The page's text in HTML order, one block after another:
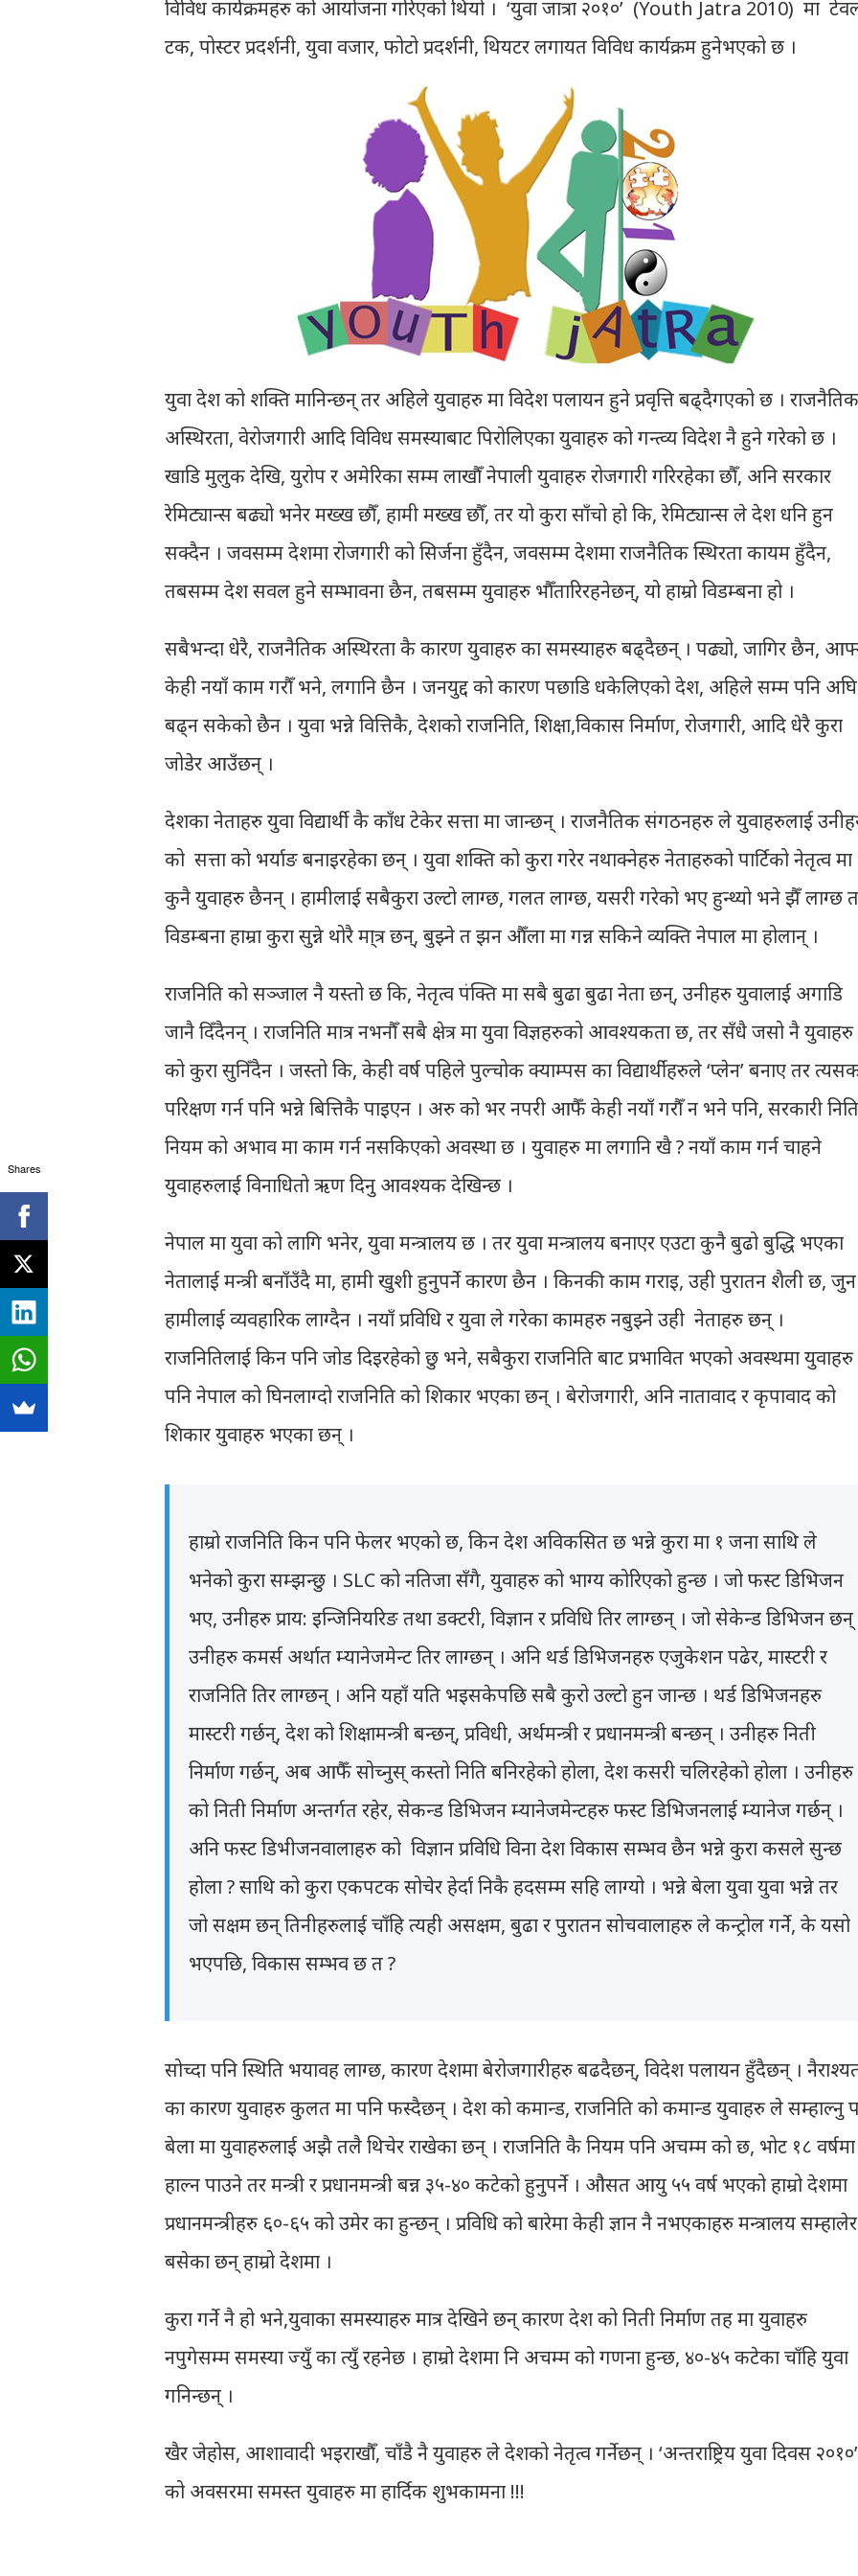
विविध कार्यक्रमहरु को आयोजना गरिएको थियो । ‘युवा जात्रा २०१०’ (Youth Jatra 2010) मा
टक, पोस्टर प्रदर्शनी, युवा वजार, फोटो प्रदर्शनी, थियटर लगायत विविध कार्यक्रम हुनेभएको छ ।
युवा देश को शक्ति मानिन्छन् तर अहिले युवाहरु मा विदेश पलायन हुने प्रवृत्ति बढ्दैगएको छ । राजनैतिक
अस्थिरता, वेरोजगारी आदि विविध समस्याबाट पिरोलिएका युवाहरु को गन्त्व्य विदेश नै हुने गरेको छ ।
खाडि मुलुक देखि, युरोप र अमेरिका सम्म लाखौँ नेपाली युवाहरु रोजगारी गरिरहेका छौँ, अनि सरकार
रेमिट्यान्स बढ्यो भनेर मख्ख छौँ, हामी मख्ख छौँ, तर यो कुरा साँचो हो कि, रेमिट्यान्स ले देश धनि हुन
सक्दैन । जवसम्म देशमा रोजगारी को सिर्जना हुँदैन, जवसम्म देशमा राजनैतिक स्थिरता कायम हुँदैन,
तबसम्म देश सवल हुने सम्भावना छैन, तबसम्म युवाहरु भौँतारिरहनेछन्, यो हाम्रो विडम्बना हो ।
सबैभन्दा धेरै, राजनैतिक अस्थिरता कै कारण युवाहरु का समस्याहरु बढ्दैछन् । पढ्यो, जागिर छैन,
केही नयाँ काम गरौँ भने, लगानि छैन । जनयुद्द को कारण पछाडि धकेलिएको देश, अहिले सम्म पनि अघि
बढ्न सकेको छैन । युवा भन्ने वित्तिकै, देशको राजनिति, शिक्षा,विकास निर्माण, रोजगारी, आदि धेरै कुरा
जोडेर आउँछन् ।
देशका नेताहरु युवा विद्यार्थी कै काँध टेकेर सत्ता मा जान्छन् । राजनैतिक संगठनहरु ले युवाहरुलाई
को सत्ता को भर्याङ बनाइरहेका छन् । युवा शक्ति को कुरा गरेर नथाक्नेहरु नेताहरुको पार्टिको नेतृत्व मा
कुनै युवाहरु छैनन् । हामीलाई सबैकुरा उल्टो लाग्छ, गलत लाग्छ, यसरी गरेको भए हुन्थ्यो भने झैँ लाग्छ
विडम्बना हाम्रा कुरा सुन्ने थोरै मा्त्र छन्, बुझ्ने त झन औँला मा गन्न सकिने व्यक्ति नेपाल मा होलान् ।
राजनिति को सञ्जाल नै यस्तो छ कि, नेतृत्व पंक्ति मा सबै बुढा बुढा नेता छन्, उनीहरु युवालाई अगाडि
जानै दिँदैनन् । राजनिति मात्र नभनौँ सबै क्षेत्र मा युवा विज्ञहरुको आवश्यकता छ, तर सँधै जसो नै युवाहरु
को कुरा सुनिँदैन । जस्तो कि, केही वर्ष पहिले पुल्चोक क्याम्पस का विद्यार्थीहरुले ‘प्लेन’ बनाए तर
परिक्षण गर्न पनि भन्ने बित्तिकै पाइएन । अरु को भर नपरी आफैँ केही नयाँ गरौँ न भने पनि, सरकारी
नियम को अभाव मा काम गर्न नसकिएको अवस्था छ । युवाहरु मा लगानि खै ? नयाँ काम गर्न चाहने
युवाहरुलाई विनाधितो ऋण दिनु आवश्यक देखिन्छ ।
नेपाल मा युवा को लागि भनेर, युवा मन्त्रालय छ । तर युवा मन्त्रालय बनाएर एउटा कुनै बुढो बुद्धि भएका
नेतालाई मन्त्री बनाँउँदै मा, हामी खुशी हुनुपर्ने कारण छैन । किनकी काम गराइ, उही पुरातन शैली छ, जुन
हामीलाई व्यवहारिक लाग्दैन । नयाँ प्रविधि र युवा ले गरेका कामहरु नबुझ्ने उही नेताहरु छन् ।
राजनितिलाई किन पनि जोड दिइरहेको छु भने, सबैकुरा राजनिति बाट प्रभावित भएको अवस्थमा युवाहरु
पनि नेपाल को घिनलाग्दो राजनिति को शिकार भएका छन् । बेरोजगारी, अनि नातावाद र कृपावाद को
शिकार युवाहरु भएका छन् ।
हाम्रो राजनिति किन पनि फेलर भएको छ, किन देश अविकसित छ भन्ने कुरा मा १ जना साथि ले
भनेको कुरा सम्झन्छु । SLC को नतिजा सँगै, युवाहरु को भाग्य कोरिएको हुन्छ । जो फस्ट डिभिजन
भए, उनीहरु प्राय: इन्जिनियरिङ तथा डक्टरी, विज्ञान र प्रविधि तिर लाग्छन् । जो सेकेन्ड डिभिजन छन्
उनीहरु कमर्स अर्थात म्यानेजमेन्ट तिर लाग्छन् । अनि थर्ड डिभिजनहरु एजुकेशन पढेर, मास्टरी र
राजनिति तिर लाग्छन् । अनि यहाँ यति भइसकेपछि सबै कुरो उल्टो हुन जान्छ । थर्ड डिभिजनहरु
मास्टरी गर्छन्, देश को शिक्षामन्त्री बन्छन्, प्रविधी, अर्थमन्त्री र प्रधानमन्त्री बन्छन् । उनीहरु निती
निर्माण गर्छन्, अब आफैँ सोच्नुस् कस्तो निति बनिरहेको होला, देश कसरी चलिरहेको होला । उनीहरु
को निती निर्माण अन्तर्गत रहेर, सेकन्ड डिभिजन म्यानेजमेन्टहरु फस्ट डिभिजनलाई म्यानेज गर्छन् ।
अनि फस्ट डिभीजनवालाहरु को विज्ञान प्रविधि विना देश विकास सम्भव छैन भन्ने कुरा कसले सुन्छ
होला ? साथि को कुरा एकपटक सोचेर हेर्दा निकै हदसम्म सहि लाग्यो । भन्ने बेला युवा युवा भन्ने तर
जो सक्षम छन् तिनीहरुलाई चाँहि त्यही असक्षम, बुढा र पुरातन सोचवालाहरु ले कन्ट्रोल गर्ने, के यसो
भएपछि, विकास सम्भव छ त ?
सोच्दा पनि स्थिति भयावह लाग्छ, कारण देशमा बेरोजगारीहरु बढदैछन्, विदेश पलायन हुँदैछन् ।
का कारण युवाहरु कुलत मा पनि फस्दैछन् । देश को कमान्ड, राजनिति को कमान्ड युवाहरु ले सम्हाल्नु
बेला मा युवाहरुलाई अझै तलै थिचेर राखेका छन् । राजनिति कै नियम पनि अचम्म को छ, भोट १८ वर्षमा
हाल्न पाउने तर मन्त्री र प्रधानमन्त्री बन्न ३५-४० कटेको हुनुपर्ने । औसत आयु ५५ वर्ष भएको हाम्रो देशमा
प्रधानमन्त्रीहरु ६०-६५ को उमेर का हुन्छन् । प्रविधि को बारेमा केही ज्ञान नै नभएकाहरु मन्त्रालय सम्हालेर
बसेका छन् हाम्रो देशमा ।
कुरा गर्ने नै हो भने,युवाका समस्याहरु मात्र देखिने छन् कारण देश को निती निर्माण तह मा युवाहरु
नपुगेसम्म समस्या ज्युँ का त्युँ रहनेछ । हाम्रो देशमा नि अचम्म को गणना हुन्छ, ४०-४५ कटेका चाँहि युवा
गनिन्छन् ।
खैर जेहोस, आशावादी भइराखौँ, चाँडै नै युवाहरु ले देशको नेतृत्व गर्नेछन् । ‘अन्तराष्ट्रिय युवा दिवस २०१०’
को अवसरमा समस्त युवाहरु मा हार्दिक शुभकामना !!!
Shares